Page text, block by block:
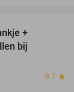
+
bij
9.7 star